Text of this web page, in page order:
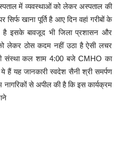
में व्यवस्थाओं को लेकर अस्पताल की
खाना पूर्ति है आए दिन वहां गरीबों के
है इसके बावजूद भी जिला प्रशासन और
लेकर ठोस कदम नहीं उठा है ऐसी लचर
संस्था कल शाम 4:00 बजे CMHO का
यह जानकारी स्वदेश सैनी श्री समर्पण
नागरिकों से अपील की है कि इस कार्यक्रम